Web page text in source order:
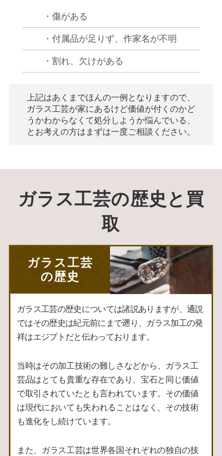
・傷がある
・付属品が足りず、作家名が不明
・割れ、欠けがある
上記はあくまでほんの一例となりますので、
ガラス工芸が家にあるけど価値が付くのかど
うかわからなくて処分 しようか悩んでいる、
とお考えの方はまずは一度ご相談ください。
ガラス工芸の歴史と買
取
ガラス工芸
の歴史
ガラス工芸の歴史については諸説ありますが、通説
ではその歴史は紀元前にまで遡り、ガラス加工の発
祥はエジプトだと伝わっております。
当時はその加工技術の難しさなどから、ガラス工
芸品はとても貴重な存在であり、宝石と同じ価値
で取引されていたとも言われています。 その価値
は現代においても失われることはなく、その技術
も進化をし続けています。
また、ガラス工芸は世界各国それぞれの独自の技